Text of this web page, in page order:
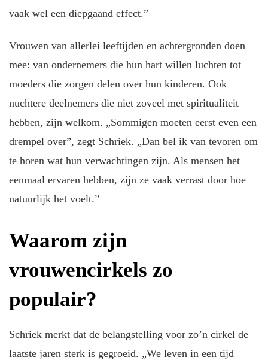
vaak wel een diepgaand effect.”
Vrouwen van allerlei leeftijden en achtergronden doen
mee: van ondernemers die hun hart willen luchten tot
moeders die zorgen delen over hun kinderen. Ook
nuchtere deelnemers die niet zoveel met spiritualiteit
hebben, zijn welkom. „Sommigen moeten eerst even een
drempel over”, zegt Schriek. „Dan bel ik van tevoren om
te horen wat hun verwachtingen zijn. Als mensen het
eenmaal ervaren hebben, zijn ze vaak verrast door hoe
natuurlijk het voelt.”
Waarom zijn
vrouwencirkels zo
populair?
Schriek merkt dat de belangstelling voor zo’n cirkel de
laatste jaren sterk is gegroeid. „We leven in een tijd